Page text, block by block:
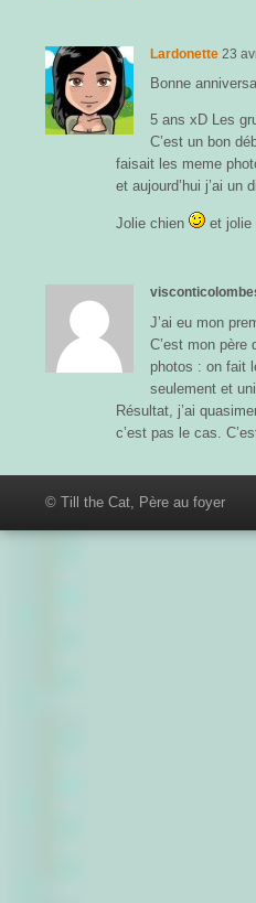
Lardonette 23
Bonne
5 ans xD Les
C’est un bon
faisait les meme
et aujourd’hui j’ai un
Jolie chien et jolie
J’ai eu mon
C’est mon père
photos : on fait
seulement et
Résultat, j’ai
c’est pas le cas.
© Till the Cat, Père au foyer